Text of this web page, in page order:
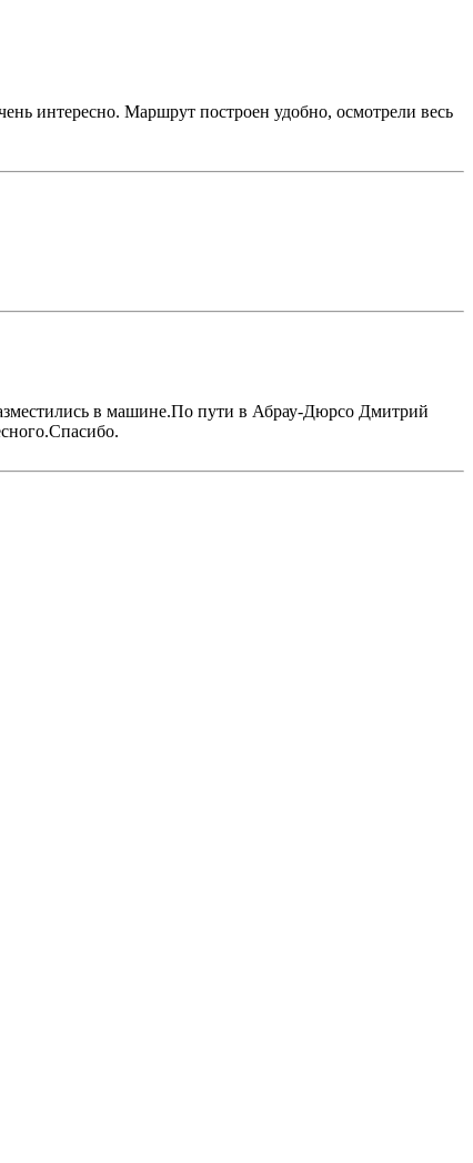
интересно. Маршрут построен удобно, осмотрели весь
в машине.По пути в Абрау-Дюрсо Дмитрий